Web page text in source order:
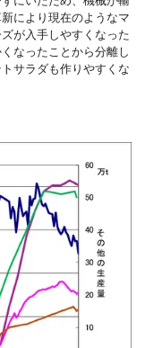
により現在のようなマ
が入手しやすくなった
なったことから分離し
サラダも作りやすくな